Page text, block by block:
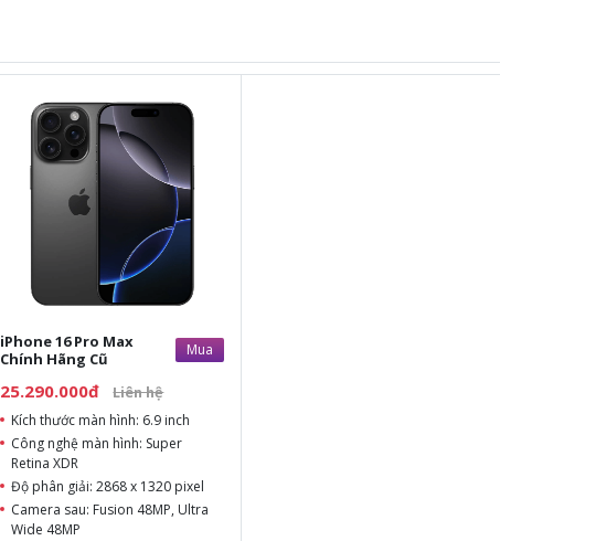
iPhone 16 Pro Max
Chính Hãng Cũ
Mua
25.290.000đ Liên hệ
Kích thước màn hình: 6.9 inch
Công nghệ màn hình: Super
Retina XDR
Độ phân giải: 2868 x 1320 pixel
Camera sau: Fusion 48MP, Ultra
Wide 48MP